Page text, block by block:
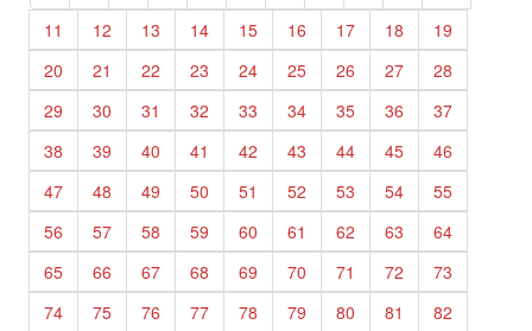
11
12 13 14 15 16 17 18
19
20
21 22 23 24 25 26 27
28
29
30 31 32 33 34 35 36
37
38
39 40 41 42 43 44 45
46
47
48 49 50 51 52 53 54
55
56
57 58 59 60 61 62 63
64
65
66 67 68 69 70 71 72
73
74
75 76 77 78 79 80 81 82